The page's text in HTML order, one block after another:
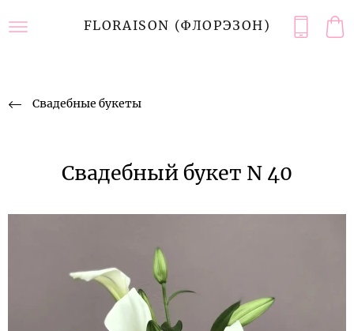
FLORAISON (ФЛОРЭЗОН)
Свадебные букеты
Свадебный букет N 40